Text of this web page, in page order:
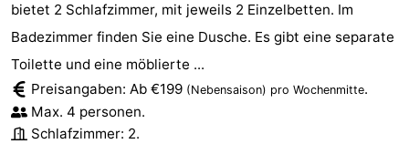
bietet 2 Schlafzimmer, mit jeweils 2 Einzelbetten. Im
Badezimmer finden Sie eine Dusche. Es gibt eine separate
Toilette und eine möblierte ...
Preisangaben: Ab €199 (Nebensaison) pro Wochenmitte.
Max. 4 personen.
Schlafzimmer: 2.